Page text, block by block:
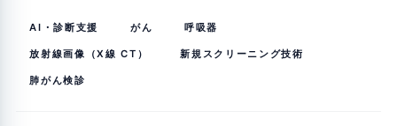
AI・診断支援 がん 呼吸器
放射線画像（X線 CT） 新規スクリーニング技術
肺がん検診